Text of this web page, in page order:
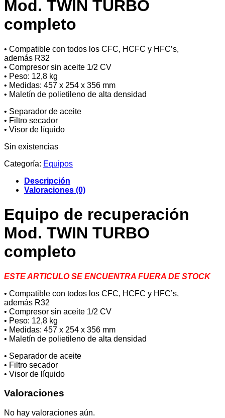
Mod. TWIN TURBO
completo
• Compatible con todos los CFC, HCFC y HFC’s,
además R32
• Compresor sin aceite 1/2 CV
• Peso: 12,8 kg
• Medidas: 457 x 254 x 356 mm
• Maletín de polietileno de alta densidad
• Separador de aceite
• Filtro secador
• Visor de líquido
Sin existencias
Categoría: Equipos
Descripción
Valoraciones (0)
Equipo de recuperación
Mod. TWIN TURBO
completo
ESTE ARTICULO SE ENCUENTRA FUERA DE STOCK
• Compatible con todos los CFC, HCFC y HFC’s,
además R32
• Compresor sin aceite 1/2 CV
• Peso: 12,8 kg
• Medidas: 457 x 254 x 356 mm
• Maletín de polietileno de alta densidad
• Separador de aceite
• Filtro secador
• Visor de líquido
Valoraciones
No hay valoraciones aún.